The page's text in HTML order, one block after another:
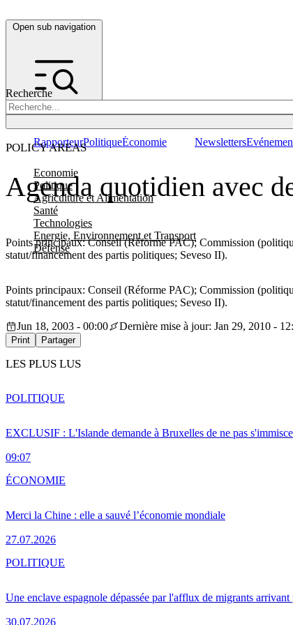
Open sub navigation
Recherche
POLICY AREAS
Economie
Politique
Agriculture et Alimentation
Santé
Technologies
Energie, Environnement et Transport
Défense
RapporteurPolitiqueÉconomie Newsletters
Agenda quotidien avec
Points principaux: Conseil (Réforme PAC); Commission
statut/financement des partis politiques; Seveso II).
Points principaux: Conseil (Réforme PAC); Commission
statut/financement des partis politiques; Seveso II).
Jun 18, 2003 - 00:00
Dernière mise à jour: Jan 29, 2010 -
Print Partager
LES PLUS LUS
EXCLUSIF : L'Islande demande à Bruxelles de ne pas
09:07
POLITIQUE
Merci la Chine : elle a sauvé l’économie mondiale
27.07.2026
ÉCONOMIE
Une enclave espagnole dépassée par l'afflux de migrants arrivant
30.07.2026
POLITIQUE